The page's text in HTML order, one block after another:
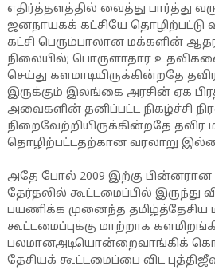
எதிர்த்தளத்தில் வைத்து பார்த்து
ஜனநாயகக் கட்சியே தொழிற்பட்டு
கட்சி பெரும்பாலான மக்களின்
நிலையில்; பொருளாதார
செய்து களமாடியிருக்கின்றதே
இருக்கும் இலங்கை அரசின் ஏக
அவைகளின் தனிப்பட்ட நிகழ்ச்சி
நிறைவேற்றியிருக்கின்றதே தவிர
தொழிற்பட்டதற்கான வரலாறு
அதே போல் 2009 இற்கு பின்னரான
தேர்தலில் கூட்டமைப்பில் இருந்து
பயணிக்க முனைந்த
கூட்டமைப்புக்கு மாற்றாக
பலமானஅடியொன்றைவாங்கிக்
தேசியக் கூட்டமைப்பை விட